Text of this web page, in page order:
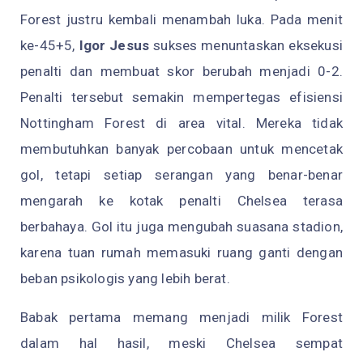
Forest justru kembali menambah luka. Pada menit
ke-45+5, Igor Jesus sukses menuntaskan eksekusi
penalti dan membuat skor berubah menjadi 0-2.
Penalti tersebut semakin mempertegas efisiensi
Nottingham Forest di area vital. Mereka tidak
membutuhkan banyak percobaan untuk mencetak
gol, tetapi setiap serangan yang benar-benar
mengarah ke kotak penalti Chelsea terasa
berbahaya. Gol itu juga mengubah suasana stadion,
karena tuan rumah memasuki ruang ganti dengan
beban psikologis yang lebih berat.
Babak pertama memang menjadi milik Forest
dalam hal hasil, meski Chelsea sempat